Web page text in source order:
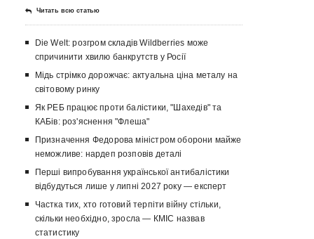
Читать всю статью
Die Welt: розгром складів Wildberries може
спричинити хвилю банкрутств у Росії
Мідь стрімко дорожчає: актуальна ціна металу на
світовому ринку
Як РЕБ працює проти балістики, "Шахедів" та
КАБів: роз'яснення "Флеша"
Призначення Федорова міністром оборони майже
неможливе: нардеп розповів деталі
Перші випробування української антибалістики
відбудуться лише у липні 2027 року — експерт
Частка тих, хто готовий терпіти війну стільки,
скільки необхідно, зросла — КМІС назвав
статистику